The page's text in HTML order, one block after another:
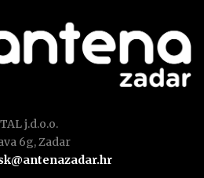
j.d.o.o.
6g, Zadar